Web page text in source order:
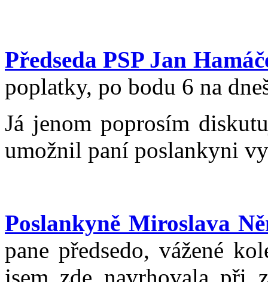
Předseda PSP Jan
poplatky, po bodu 6 na
Já jenom poprosím
umožnil paní poslankyni
Poslankyně Miroslava
pane předsedo, vážené
jsem zde navrhovala při